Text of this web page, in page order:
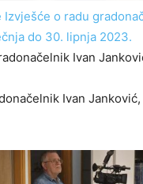
Izvješće o radu
do 30. lipnja 2023.
Ivan
Ivan